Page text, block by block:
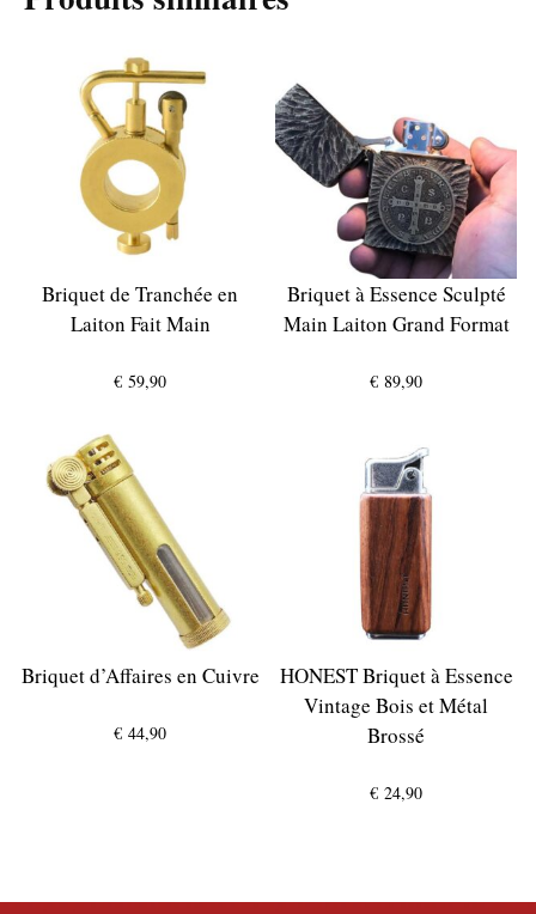
Briquet de Tranchée en
Laiton Fait Main
€ 59,90
Briquet à Essence Sculpté
Main Laiton Grand Format
€ 89,90
Briquet d’Affaires en Cuivre
€ 44,90
HONEST Briquet à Essence
Vintage Bois et Métal
Brossé
€ 24,90